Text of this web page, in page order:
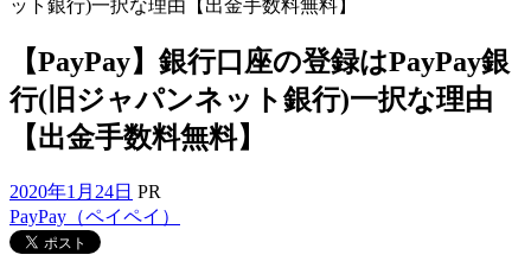
ット銀行)一択な理由【出金手数料無料】
【PayPay】銀行口座の登録はPayPay銀
行(旧ジャパンネット銀行)一択な理由
【出金手数料無料】
2020年1月24日 PR
PayPay（ペイペイ）